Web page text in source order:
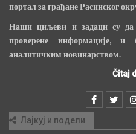
портал за грађане Расинског
Наши циљеви и задаци су да
проверене информације,
аналитичким новинарством.
Čitaj
Лајкуј и подели